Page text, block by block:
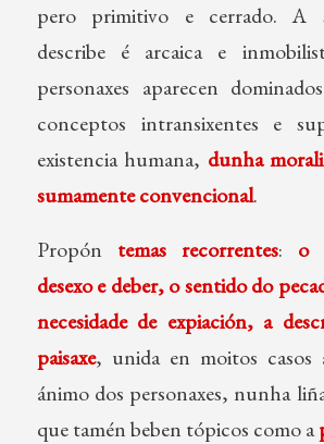
pero primitivo e cerrado. A
describe é arcaica e
personaxes aparecen
conceptos intransixentes e
existencia humana, dunha
sumamente convencional.
Propón temas recorrentes: o
desexo e deber, o sentido do
necesidade de expiación, a
paisaxe, unida en moitos casos
ánimo dos personaxes, nunha
que tamén beben tópicos como a